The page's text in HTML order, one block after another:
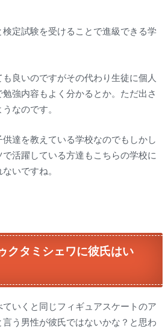
定試験を受けることで進級できる学
良いのですがその代わり生徒に個人
強内容もよく分かるとか。ただ出さ
なのです。
達を教えている学校なのでもしかし
活躍している方達もこちらの学校に
いですね。
クタミシェワに彼氏はい
ていくと同じフィギュアスケートのア
う男性が彼氏ではないかな？と思わ